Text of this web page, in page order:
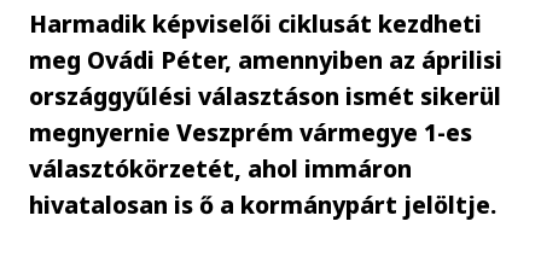
Harmadik képviselői ciklusát kezdheti
meg Ovádi Péter, amennyiben az áprilisi
országgyűlési választáson ismét sikerül
megnyernie Veszprém vármegye 1-es
választókörzetét, ahol immáron
hivatalosan is ő a kormánypárt jelöltje.